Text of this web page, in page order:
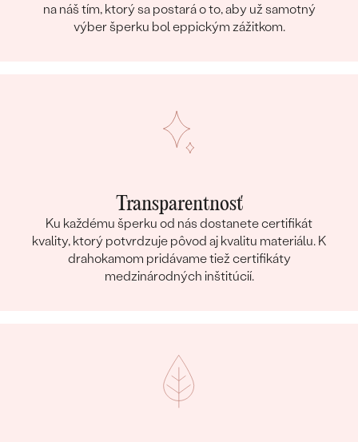
na náš tím, ktorý sa postará o to, aby už samotný
výber šperku bol eppickým zážitkom.
Transparentnosť
Ku každému šperku od nás dostanete certifikát
kvality, ktorý potvrdzuje pôvod aj kvalitu materiálu. K
drahokamom pridávame tiež certifikáty
medzinárodných inštitúcií.